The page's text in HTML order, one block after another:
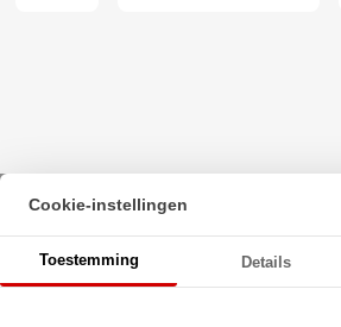
Beginpagina·
NTN Kogellager 6006 LLU C3 5K
Cookie-instellingen
Toestemming Details